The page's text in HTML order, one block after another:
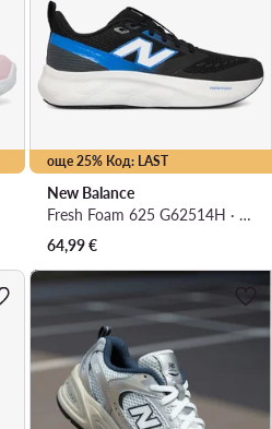
още 25% Код: LAST
New Balance
Fresh Foam 625 G62514H · Сникърси
64,99€